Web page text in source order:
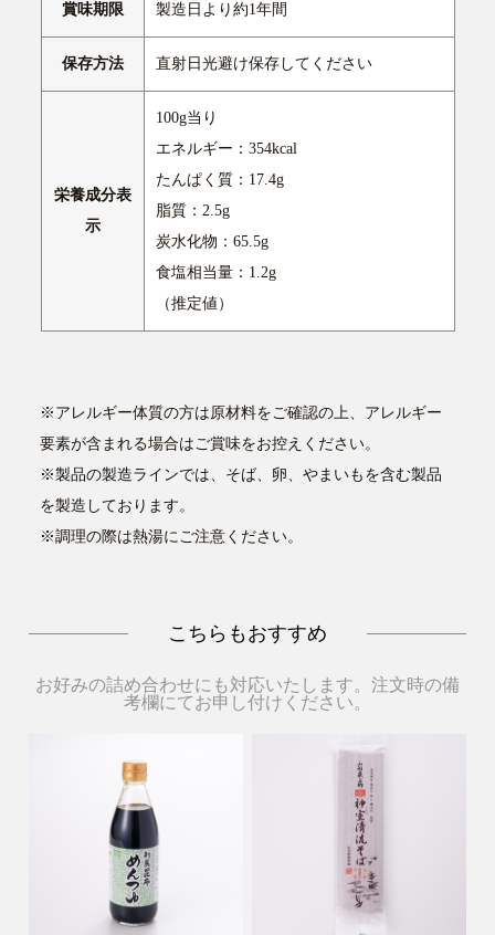
賞味期限 製造日より約1年間
保存方法 直射日光避け保存してください
栄養成分表
示
100g当り
エネルギー：354kcal
たんぱく質：17.4g
脂質：2.5g
炭水化物：65.5g
食塩相当量：1.2g
（推定値）
※アレルギー体質の方は原材料をご確認の上、アレルギー
要素が含まれる場合はご賞味をお控えください。
※製品の製造ラインでは、そば、卵、やまいもを含む製品
を製造しております。
※調理の際は熱湯にご注意ください。
こちらもおすすめ
お好みの詰め合わせにも対応いたします。注文時の備
考欄にてお申し付けください。